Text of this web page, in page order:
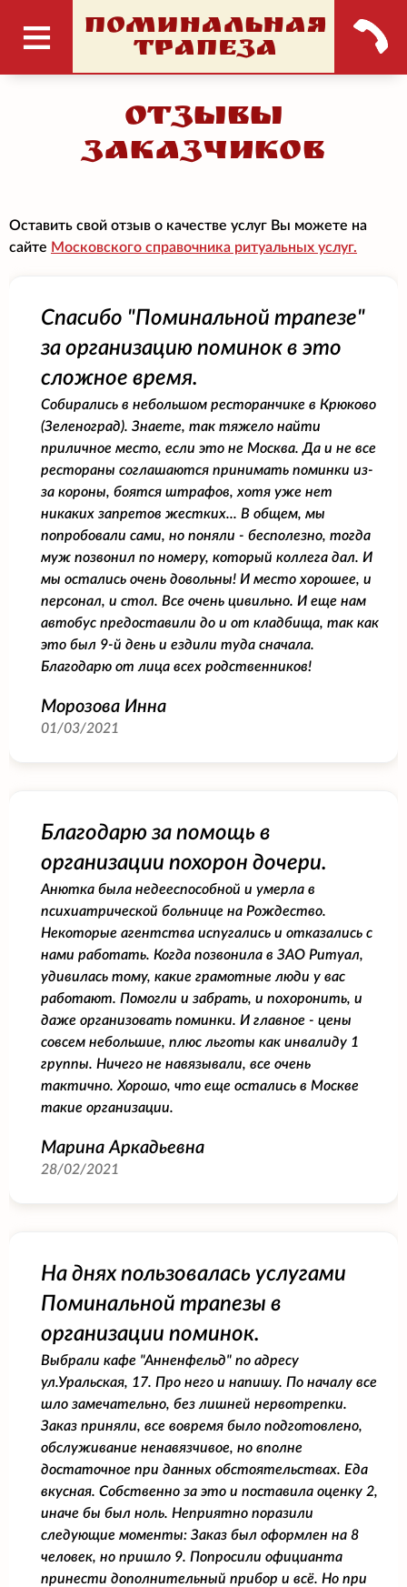
ПОМИНАЛЬНАЯ
ТРАПЕЗА
Отзывы
заказчиков
Оставить свой отзыв о качестве услуг Вы можете на
сайте Московского справочника ритуальных услуг.
Спасибо "Поминальной трапезе"
за организацию поминок в это
сложное время.
Собирались в небольшом ресторанчике в Крюково
(Зеленоград). Знаете, так тяжело найти
приличное место, если это не Москва. Да и не все
рестораны соглашаются принимать поминки из-
за короны, боятся штрафов, хотя уже нет
никаких запретов жестких... В общем, мы
попробовали сами, но поняли - бесполезно, тогда
муж позвонил по номеру, который коллега дал. И
мы остались очень довольны! И место хорошее, и
персонал, и стол. Все очень цивильно. И еще нам
автобус предоставили до и от кладбища, так как
это был 9-й день и ездили туда сначала.
Благодарю от лица всех родственников!
Морозова Инна
01/03/2021
Благодарю за помощь в
организации похорон дочери.
Анютка была недееспособной и умерла в
психиатрической больнице на Рождество.
Некоторые агентства испугались и отказались с
нами работать. Когда позвонила в ЗАО Ритуал,
удивилась тому, какие грамотные люди у вас
работают. Помогли и забрать, и похоронить, и
даже организовать поминки. И главное - цены
совсем небольшие, плюс льготы как инвалиду 1
группы. Ничего не навязывали, все очень
тактично. Хорошо, что еще остались в Москве
такие организации.
Марина Аркадьевна
28/02/2021
На днях пользовалась услугами
Поминальной трапезы в
организации поминок.
Выбрали кафе "Анненфельд" по адресу
ул.Уральская, 17. Про него и напишу. По началу все
шло замечательно, без лишней нервотрепки.
Заказ приняли, все вовремя было подготовлено,
обслуживание ненавязчивое, но вполне
достаточное при данных обстоятельствах. Еда
вкусная. Собственно за это и поставила оценку 2,
иначе бы был ноль. Неприятно поразили
следующие моменты: Заказ был оформлен на 8
человек, но пришло 9. Попросили официанта
принести дополнительный прибор и всё. Но при